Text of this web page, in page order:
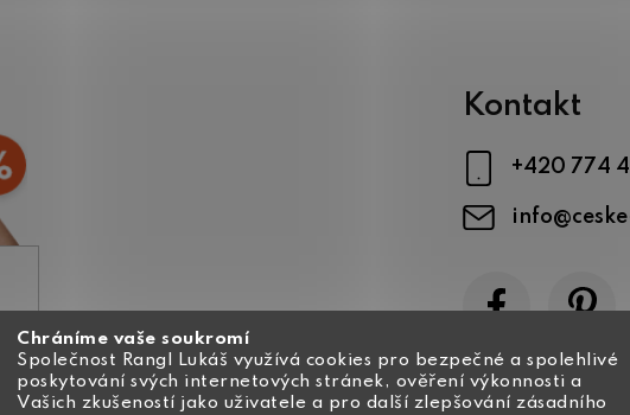
Chráníme vaše soukromí
Společnost Rangl Lukáš využívá cookies pro bezpečné a spolehlivé
poskytování svých internetových stránek, ověření výkonnosti a
Vašich zkušeností jako uživatele a pro další zlepšování zásadního
Kontakt
info@
+420 774